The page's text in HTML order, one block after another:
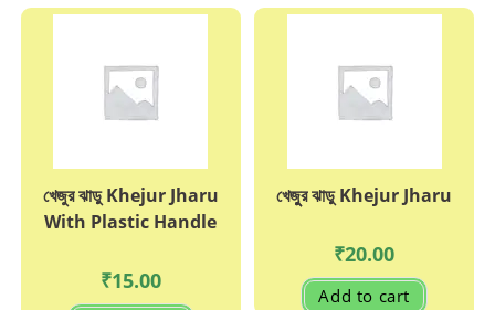
খেজুর ঝাড়ু Khejur Jharu
With Plastic Handle
₹15.00
খেজুুর ঝাড়ু Khejur Jharu
₹20.00
Add to cart